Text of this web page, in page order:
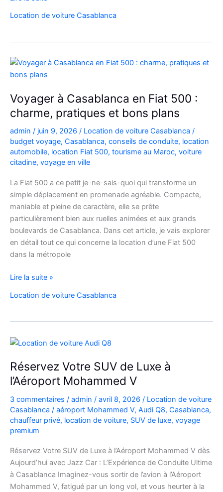
Kia
Picanto
Casablanca
pour
vos
déplacements
Location de voiture Casablanca
Voyager à Casablanca en Fiat 500 :
charme, pratiques et bons plans
admin / juin 9, 2026 / Location de voiture Casablanca /
budget voyage, Casablanca, conseils de conduite, location
automobile, location Fiat 500, tourisme au Maroc, voiture
citadine, voyage en ville
La Fiat 500 a ce petit je-ne-sais-quoi qui transforme un
simple déplacement en promenade agréable. Compacte,
maniable et pleine de caractère, elle se prête
particulièrement bien aux ruelles animées et aux grands
boulevards de Casablanca. Dans cet article, je vais explorer
en détail tout ce qui concerne la location d’une Fiat 500
dans la métropole
Voyager
Casablanca
Fiat
500
charme,
pratiques
et
bons
plans
Lire la suite »
Location de voiture Casablanca
Réservez Votre SUV de Luxe à
l’Aéroport Mohammed V
3 commentaires / admin / avril 8, 2026 / Location de voiture
Casablanca / aéroport Mohammed V, Audi Q8, Casablanca,
chauffeur privé, location de voiture, SUV de luxe, voyage
premium
Réservez Votre SUV de Luxe à l’Aéroport Mohammed V dès
Aujourd’hui avec Jazz Car : L’Expérience de Conduite Ultime
à Casablanca Imaginez-vous sortir de l’avion à l’Aéroport
Mohammed V, fatigué par un long vol, et vous heurter à la